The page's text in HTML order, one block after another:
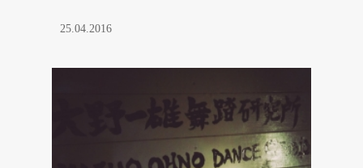
25.04.2016